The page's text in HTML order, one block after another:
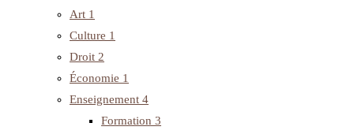
Art 1
Culture 1
Droit 2
Économie 1
Enseignement 4
Formation 3